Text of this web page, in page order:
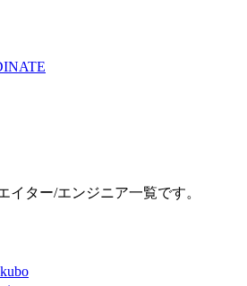
イター/エンジニア一覧です。